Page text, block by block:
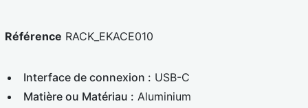
Référence RACK_EKACE010
Interface de connexion : USB-C
Matière ou Matériau : Aluminium